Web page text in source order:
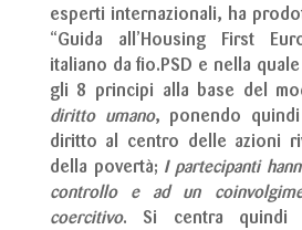
esperti internazionali, ha
“Guida all’Housing First
italiano da fio.PSD e nella
gli 8 principi alla base del
diritto umano, ponendo
diritto al centro delle azioni
della povertà; I partecipanti
controllo e ad un
coercitivo. Si centra quindi